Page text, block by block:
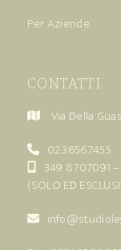
Per Aziende
CONTATTI
Via Della
02.36567455
349 8707091
(SOLO ED